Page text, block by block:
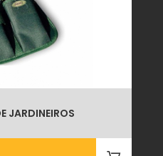
JARDINEIROS